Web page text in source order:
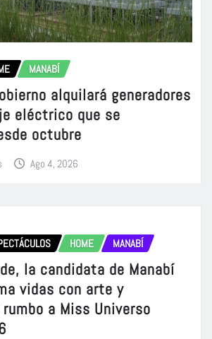
MANABÍ
alquilará generadores
eléctrico que se
octubre
Ago 4, 2026
HOME MANABÍ
la candidata de Manabí
vidas con arte y
a Miss Universo